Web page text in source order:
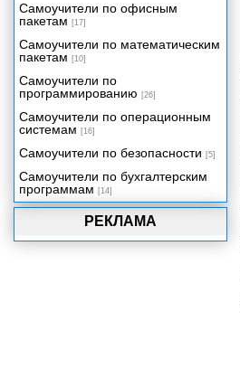
РЕКЛАМА
Самоучители по офисным
пакетам [17]
Самоучители по математическим
пакетам [10]
Самоучители по
программированию [26]
Самоучители по операционным
системам [16]
Самоучители по безопасности [5]
Самоучители по бухгалтерским
программам [14]